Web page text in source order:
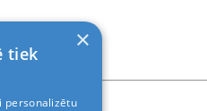
×
tiek
personalizētu